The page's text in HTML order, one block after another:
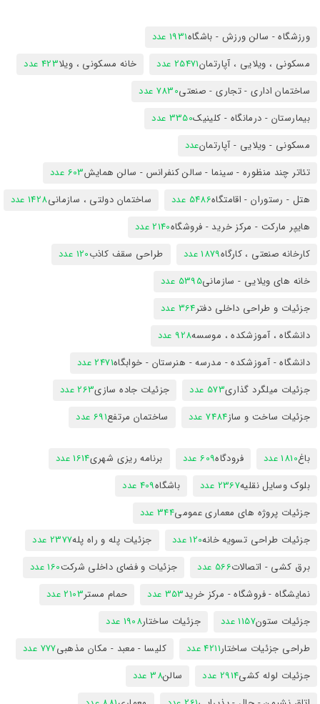
ورزشگاه - سالن ورزش - باشگاه1931 عدد
مسکونی ، ویلایی ، آپارتمان25471 عدد خانه مسکونی ، ویلا423 عدد
ساختمان اداری - تجاری - صنعتی7830 عدد
بیمارستان - درمانگاه - کلینیک3350 عدد
مسکونی - ویلایی - آپارتمانعدد
تئاتر چند منظوره - سینما - سالن کنفرانس - سالن همایش603 عدد
هتل - رستوران - اقامتگاه5486 عدد ساختمان دولتی ، سازمانی1428 عدد
هایپر مارکت - مرکز خرید - فروشگاه2140 عدد
کارخانه صنعتی ، کارگاه1879 عدد طراحی سقف کاذب120 عدد
خانه های ویلایی - سازمانی5395 عدد
جزئیات و طراحی داخلی دفتر364 عدد
دانشگاه ، آموزشکده ، موسسه928 عدد
دانشگاه - آموزشکده - مدرسه - هنرستان - خوابگاه2471 عدد
جزئیات میلگرد گذاری573 عدد جزئیات جاده سازی263 عدد
جزئیات ساخت و ساز7484 عدد ساختمان مرتفع691 عدد
باغ1810 عدد فرودگاه609 عدد برنامه ریزی شهری1614 عدد
بلوک وسایل نقلیه2367 عدد باشگاه409 عدد
جزئیات پروژه های معماری عمومی344 عدد
جزئیات طراحی تسویه خانه120 عدد جزئیات پله و راه پله2377 عدد
برق کشی - اتصالات566 عدد جزئیات و فضای داخلی شرکت160 عدد
نمایشگاه - فروشگاه - مرکز خرید353 عدد حمام مستر2103 عدد
جزئیات ستون1157 عدد جزئیات ساختار1908 عدد
طراحی جزئیات ساختار4211 عدد کلیسا - معبد - مکان مذهبی777 عدد
جزئیات لوله کشی2914 عدد سالن38 عدد